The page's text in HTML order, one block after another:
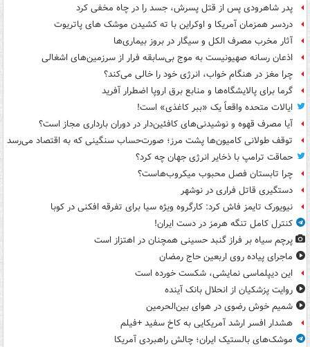
پدر شاهرودی پس از قتل پسرش، جسد را در چاه مخفی کرد
دردسر همزمان آمریکا و اوکراین با ته کشیدن موشک های پاتریوت
آثار مخرب مصرف الکل و سیگار در بروز بیماری‌ها
اذعان رسانه صهیونیست به موج بی‌سابقه فرار از سرزمین‌های اشغالی
چرا مغز در هنگام خواب، انرژی خود را خالی می‌کند؟
گرما برای پالایشگاه‌ها و منابع برق اروپا اضطرار آفرید
ایالات متحده واقعاً یک «ببر کاغذی» است!
آیا مصرف قهوه و نوشیدنی‌های کافئین‌دار در دوران بارداری مجاز است؟
توقف طولانی کامیون‌ها پشت مرز؛ صورت‌حساب سنگینی که به اقتصاد می‌رسد
حماقت ترامپ با ذخایر انرژی جهان چه کرد؟
چرا تابستان فصل محبوب میکروب‌هاست؟
دستگیری قاتل فراری در نوشهر
نیویورک تایمز فاش کرد: کارگروه ویژه سیا برای تفرقه افکنی در کوبا
کنترل کامل تنگه هرمز در دست ایران!
پرچم سیاه بر فراز گنبد حسینی همچنان در اهتزاز است
ماجرای پیاده روی اربعین حاج رمضان
این دیپلماسی نمایشی، شکست خورده است
روایت پزشکیان از انحلال بانک آینده
شمیم خوش رضوی در هوای بین‌الحرمین
هشدار افسر ارشد آمریکایی به کاخ سفید +فیلم
موشک‌های بالستیک ایران؛ چالش راهبردی آمریکا